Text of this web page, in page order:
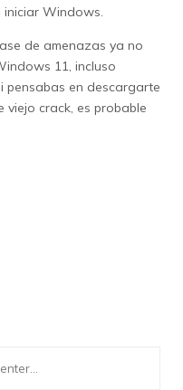
Windows.
de amenazas ya no
11, incluso
pensabas en descargarte
viejo crack, es probable